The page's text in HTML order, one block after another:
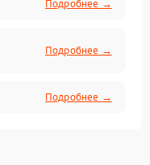
Подробнее →
Подробнее →
Подробнее →